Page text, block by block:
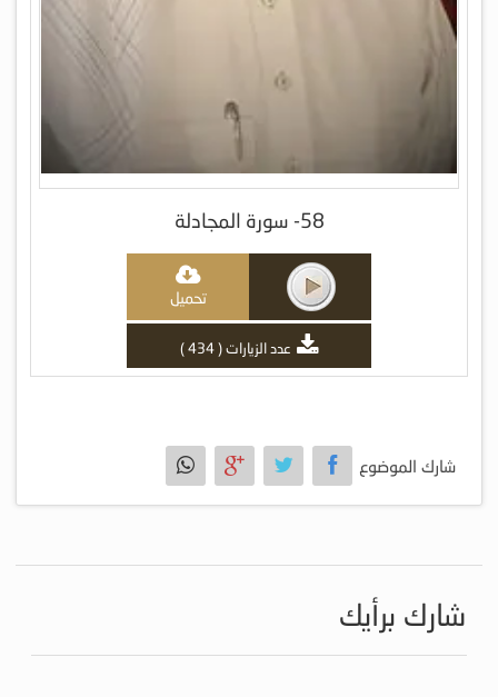
58- سورة المجادلة
تحميل
عدد الزيارات ( 434 )
شارك الموضوع
شارك برأيك